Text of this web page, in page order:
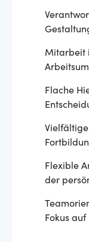
Mitarbeit
Flache
Flexible
der
Fokus